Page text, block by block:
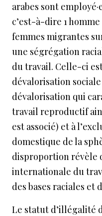
arabes sont
c’est-à-dire 1
femmes migrantes
une ségrégation
du travail. Celle-ci
dévalorisation
dévalorisation qui
travail reproductif
est associé) et à
domestique de la
disproportion révèle
internationale du
des bases raciales et
Le statut d’illégalité